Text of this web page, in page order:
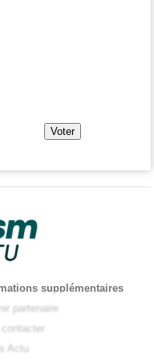
supplémentaires
partenaire
contacter
Actu